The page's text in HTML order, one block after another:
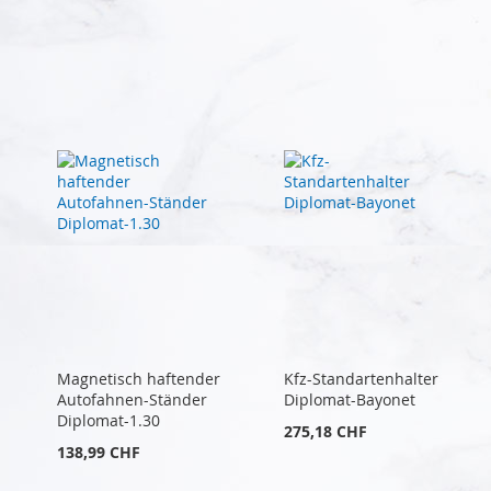
Magnetisch haftender
Autofahnen-Ständer
Diplomat-1.30
138,99 CHF
Kfz-Standartenhalter
Diplomat-Bayonet
275,18 CHF